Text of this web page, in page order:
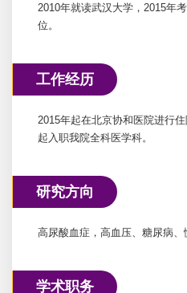
2010年就读武汉大学，2015年
位。
工作经历
2015年起在北京协和医院进行
起入职我院全科医学科。
研究方向
高尿酸血症，高血压、糖尿病、
学术职务